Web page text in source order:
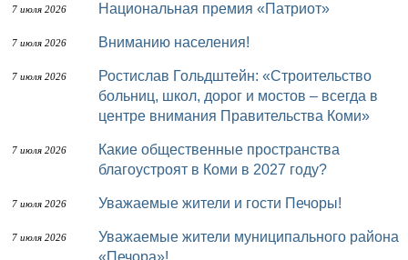
7 июля 2026 Национальная премия «Патриот»
7 июля 2026 Вниманию населения!
7 июля 2026
Ростислав Гольдштейн: «Строительство
больниц, школ, дорог и мостов – всегда в
центре внимания Правительства Коми»
7 июля 2026
Какие общественные пространства
благоустроят в Коми в 2027 году?
7 июля 2026 Уважаемые жители и гости Печоры!
7 июля 2026
Уважаемые жители муниципального района
«Печора»!